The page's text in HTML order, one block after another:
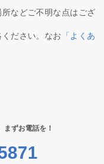
などご不明な点はござ
ださい。なお
「よくあ
ずお電話を！